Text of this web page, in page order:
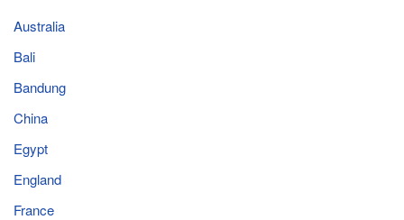
Australia
Bali
Bandung
China
Egypt
England
France